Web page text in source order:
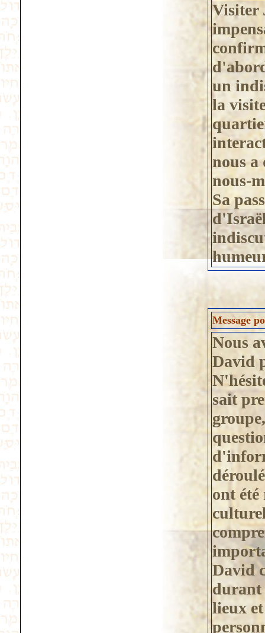
Visiter
un
la
nous a
nous-
Sa
Message
Nous
David
sait
ont été
David
durant
lieux